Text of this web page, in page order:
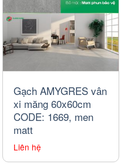
Gạch AMYGRES vân
xi măng 60x60cm
CODE: 1669, men
matt
Liên hệ